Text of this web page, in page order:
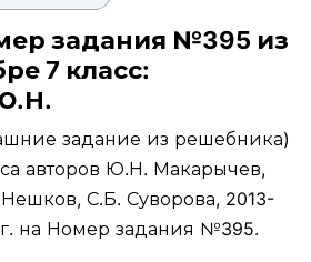
задания №395 из
7 класс:
задание из решебника)
авторов Ю.Н. Макарычев,
С.Б. Суворова, 2013-
на Номер задания №395.